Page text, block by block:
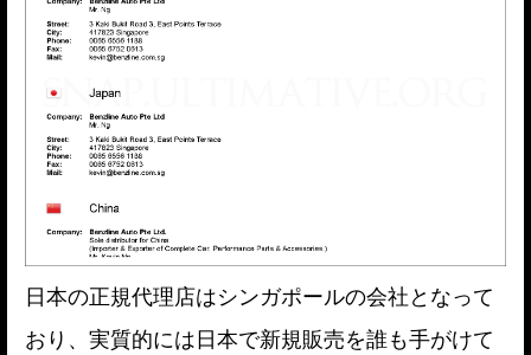
日本の正規代理店はシンガポールの会社となって
おり、実質的には日本で新規販売を誰も手がけて